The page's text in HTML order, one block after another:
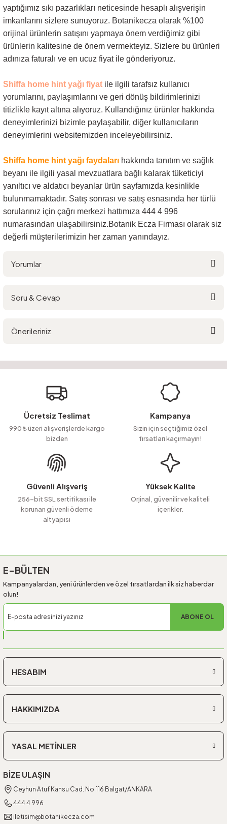
yaptığımız sıkı pazarlıkları neticesinde hesaplı alışverişin
imkanlarını sizlere sunuyoruz. Botanikecza olarak %100
orijinal ürünlerin satışını yapmaya önem verdiğimiz gibi
ürünlerin kalitesine de önem vermekteyiz. Sizlere bu ürünleri
adınıza faturalı ve en ucuz fiyat ile gönderiyoruz.
Shiffa home hint yağı fiyat ile ilgili tarafsız kullanıcı
yorumlarını, paylaşımlarını ve geri dönüş bildirimlerinizi
titizlikle kayıt altına alıyoruz. Kullandığınız ürünler hakkında
deneyimlerinizi bizimle paylaşabilir, diğer kullanıcıların
deneyimlerini websitemizden inceleyebilirsiniz.
Shiffa home hint yağı faydaları hakkında tanıtım ve sağlık
beyanı ile ilgili yasal mevzuatlara bağlı kalarak tüketiciyi
yanıltıcı ve aldatıcı beyanlar ürün sayfamızda kesinlikle
bulunmamaktadır. Satış sonrası ve satış esnasında her türlü
sorularınız için çağrı merkezi hattımıza 444 4 996
numarasından ulaşabilirsiniz.Botanik Ecza Firması olarak siz
değerli müşterilerimizin her zaman yanındayız.
Yorumlar
Soru & Cevap
Soru Sor
Önerileriniz
Görüş ve önerileriniz için teşekkür ederiz.
Ürün resmi kalitesiz, bozuk veya görüntülenemiyor.
Ürün açıklamasında eksik bilgiler bulunuyor.
Ürün bilgilerinde hatalar bulunuyor.
Ürün fiyatı diğer sitelerden daha pahalı.
Bu ürüne benzer farklı alternatifler olmalı.
Ücretsiz Teslimat
990 ₺ üzeri alışverişlerde kargo
bizden
Kampanya
Sizin için seçtiğimiz özel
fırsatları kaçırmayın!
Güvenli Alışveriş
256-bit SSL sertifikası ile
korunan güvenli ödeme
altyapısı
Yüksek Kalite
Orjinal, güvenilir ve kaliteli
içerikler.
E-BÜLTEN
Kampanyalardan, yeni ürünlerden ve özel fırsatlardan ilk siz haberdar
olun!
ABONE OL
HESABIM
HAKKIMIZDA
YASAL METİNLER
BİZE ULAŞIN
Ceyhun Atuf Kansu Cad. No:116 Balgat/ANKARA
444 4 996
iletisim@botanikecza.com